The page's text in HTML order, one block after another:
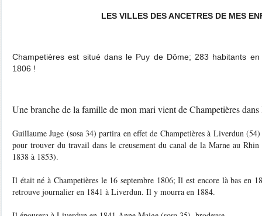
LES VILLES DES ANCETRES DE MES
Champetières est situé dans le Puy de Dôme; 283 habitants
1806 !
Une branche de la famille de mon mari vient de Champetières
Guillaume Juge (sosa 34) partira en effet de Champetières à Liverdun
pour trouver du travail dans le creusement du canal de la Marne au Rhin
1838 à 1853).
Il était né à Champetières le 16 septembre 1806; Il est encore là bas en
retrouve journalier en 1841 à Liverdun. Il y mourra en 1884.